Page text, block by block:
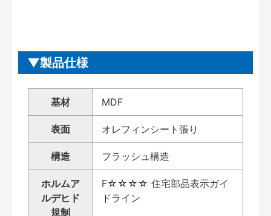
製品仕様
基材 MDF
表面 オレフィンシート張り
構造 フラッシュ構造
ホルムア
ルデヒド
規制
F☆☆☆☆ 住宅部品表示ガイ
ドライン